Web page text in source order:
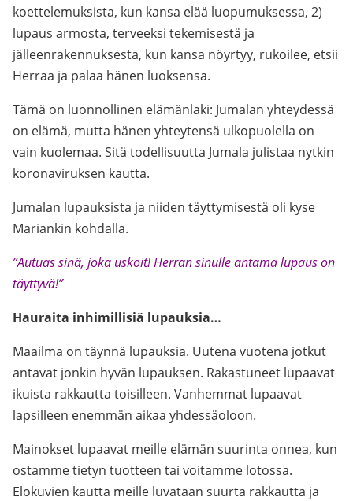
koettelemuksista, kun kansa elää luopumuksessa, 2)
lupaus armosta, terveeksi tekemisestä ja
jälleenrakennuksesta, kun kansa nöyrtyy, rukoilee, etsii
Herraa ja palaa hänen luoksensa.
Tämä on luonnollinen elämänlaki: Jumalan yhteydessä
on elämä, mutta hänen yhteytensä ulkopuolella on
vain kuolemaa. Sitä todellisuutta Jumala julistaa nytkin
koronaviruksen kautta.
Jumalan lupauksista ja niiden täyttymisestä oli kyse
Mariankin kohdalla.
”Autuas sinä, joka uskoit! Herran sinulle antama lupaus on
täyttyvä!”
Hauraita inhimillisiä lupauksia…
Maailma on täynnä lupauksia. Uutena vuotena jotkut
antavat jonkin hyvän lupauksen. Rakastuneet lupaavat
ikuista rakkautta toisilleen. Vanhemmat lupaavat
lapsilleen enemmän aikaa yhdessäoloon.
Mainokset lupaavat meille elämän suurinta onnea, kun
ostamme tietyn tuotteen tai voitamme lotossa.
Elokuvien kautta meille luvataan suurta rakkautta ja